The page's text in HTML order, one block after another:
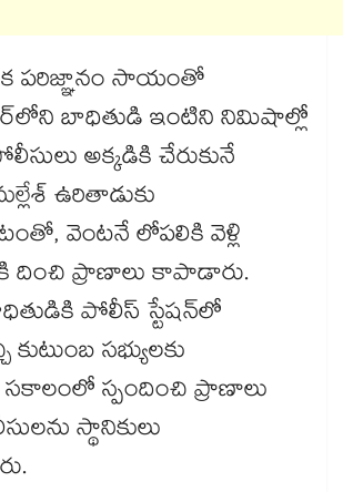
పరిజ్ఞానం సాయంతో
బాధితుడి ఇంటిని నిమిషాల్లో
అక్కడికి చేరుకునే
ఉరితాడుకు
వెంటనే లోపలికి వెళ్లి
దించి ప్రాణాలు కాపాడారు.
పోలీస్ స్టేషన్​లో
సభ్యులకు
సకాలంలో స్పందించి ప్రాణాలు
స్థానికులు